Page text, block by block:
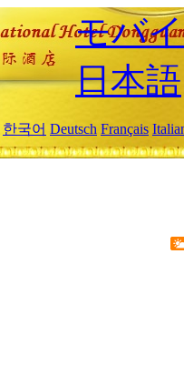
モバ
日本語
한국어 Deutsch Français